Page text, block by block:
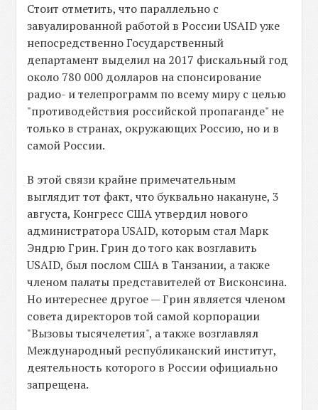
Стоит отметить, что параллельно с
завуалированной работой в России USAID уже
непосредственно Государственный
департамент выделил на 2017 фискальный год
около 780 000 долларов на спонсирование
радио- и телепрограмм по всему миру с целью
"противодействия российской пропаганде" не
только в странах, окружающих Россию, но и в
самой России.
В этой связи крайне примечательным
выглядит тот факт, что буквально накануне, 3
августа, Конгресс США утвердил нового
администратора USAID, которым стал Марк
Эндрю Грин. Грин до того как возглавить
USAID, был послом США в Танзании, а также
членом палаты представителей от Висконсина.
Но интереснее другое — Грин является членом
совета директоров той самой корпорации
"Вызовы тысячелетия", а также возглавлял
Международный республиканский институт,
деятельность которого в России официально
запрещена.